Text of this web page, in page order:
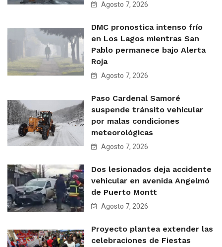
Agosto 7, 2026
DMC pronostica intenso frío
en Los Lagos mientras San
Pablo permanece bajo Alerta
Roja
Agosto 7, 2026
Paso Cardenal Samoré
suspende tránsito vehicular
por malas condiciones
meteorológicas
Agosto 7, 2026
Dos lesionados deja accidente
vehicular en avenida Angelmó
de Puerto Montt
Agosto 7, 2026
Proyecto plantea extender las
celebraciones de Fiestas